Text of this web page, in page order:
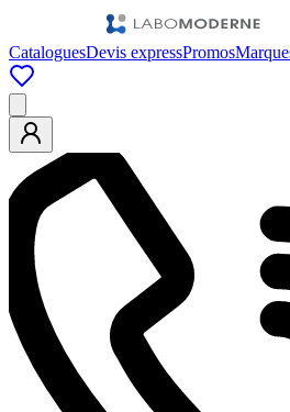
CataloguesDevis expressPromos